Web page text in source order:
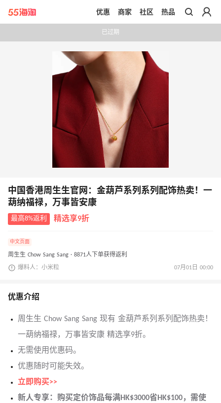
带你去官网买正品
优惠 商家 社区 热品
已过期
中国香港周生生官网：金葫芦系列系列配饰热卖！一
葫纳福禄，万事皆安康
最高8%返利 精选享9折
中文页面
周生生 Chow Sang Sang · 8871人下单获得返利
爆料人：小米粒 07月01日 00:00
优惠介绍
周生生 Chow Sang Sang 现有 金葫芦系列系列配饰热卖！
一葫纳福禄，万事皆安康 精选享9折。
无需使用优惠码。
优惠随时可能失效。
立即购买>>
新人专享：购买定价饰品每满HK$3000省HK$100，需使